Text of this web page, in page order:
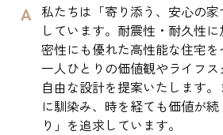
私たちは「寄り添う、安心の
しています。耐震性・耐久性
密性にも優れた高性能な住宅
一人ひとりの価値観やライフ
自由な設計を提案いたします
に馴染み、時を経ても価値が続
り」を追求しています。